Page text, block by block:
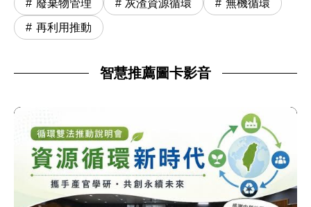
廢棄物管理 灰渣資源循環 無機循環
再利用推動
智慧推薦圖卡影音